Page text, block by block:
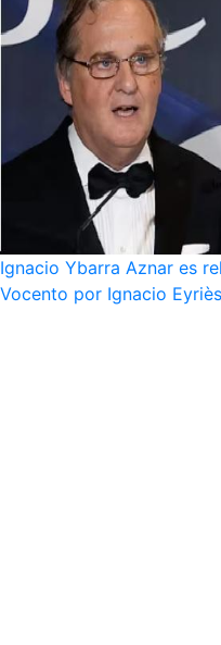
Ignacio Ybarra Aznar es
Vocento por Ignacio Eyriès